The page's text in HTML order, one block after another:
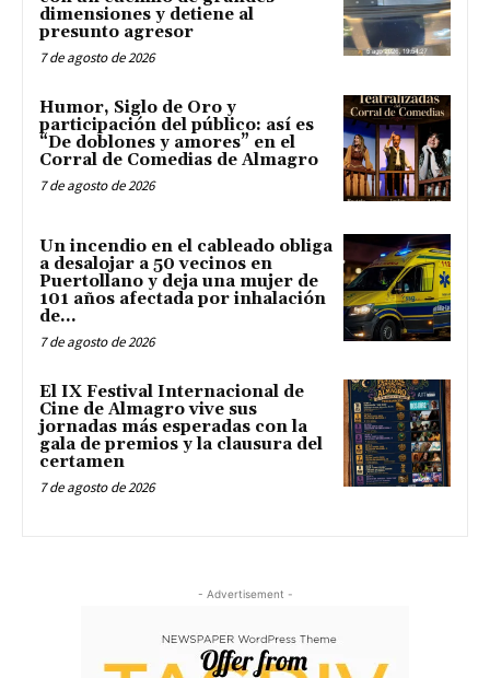
dimensiones y detiene al
presunto agresor
7 de agosto de 2026
Humor, Siglo de Oro y
participación del público: así es
“De doblones y amores” en el
Corral de Comedias de Almagro
7 de agosto de 2026
Un incendio en el cableado obliga
a desalojar a 50 vecinos en
Puertollano y deja una mujer de
101 años afectada por inhalación
de...
7 de agosto de 2026
El IX Festival Internacional de
Cine de Almagro vive sus
jornadas más esperadas con la
gala de premios y la clausura del
certamen
7 de agosto de 2026
- Advertisement -